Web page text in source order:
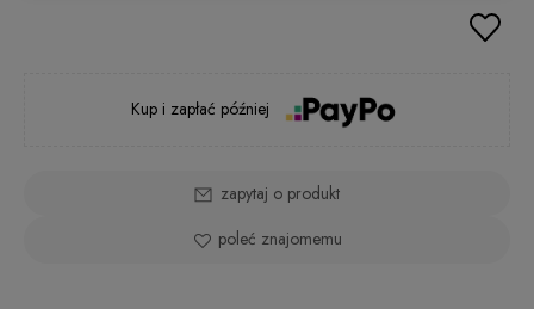
Kup i zapłać później
zapytaj o produkt
poleć znajomemu